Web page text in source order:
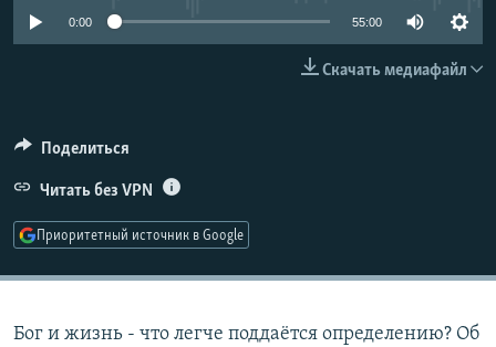
РАСПИСАНИЕ ВЕЩАНИЯ
0:00 55:00
Скачать медиафайл
Поделиться
Читать без VPN
Приоритетный источник в Google
Бог и жизнь - что легче поддаётся определению? Об